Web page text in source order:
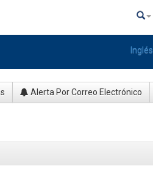
Inglés
Alerta Por Correo Electrónico